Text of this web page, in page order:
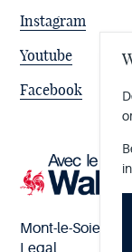
Mont-le-Soie nº
Legal
Facebook
Youtube
Instagram